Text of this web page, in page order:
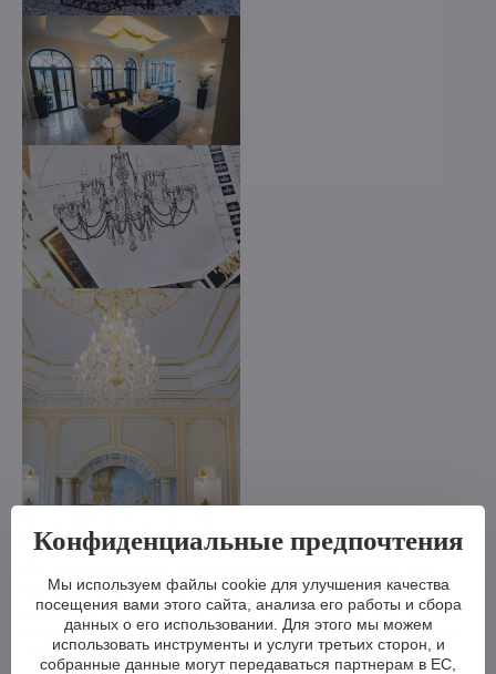
больше, изменить кронштейны, количество лампочек,
укоротить или удлинить цепь - возможности практически
безграничны. А если вам этого недостаточно, мы можем
изготовить хрустальную люстру по вашему проекту.
Конфиденциальные предпочтения
Мы используем файлы cookie для улучшения качества
посещения вами этого сайта, анализа его работы и сбора
данных о его использовании. Для этого мы можем
использовать инструменты и услуги третьих сторон, и
собранные данные могут передаваться партнерам в ЕС,